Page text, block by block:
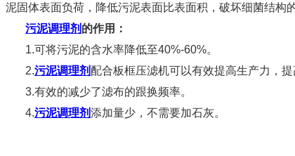
泥固体表面负荷，降低污泥表面比表面积，破坏细菌结构
污泥调理剂 的作用：
1.可将污泥的含水率降低至40%-60%。
2.污泥调理剂 配合板框压滤机可以有效提高生产力，
3.有效的减少了滤布的跟换频率。
4.污泥调理剂添加量少，不需要加石灰。